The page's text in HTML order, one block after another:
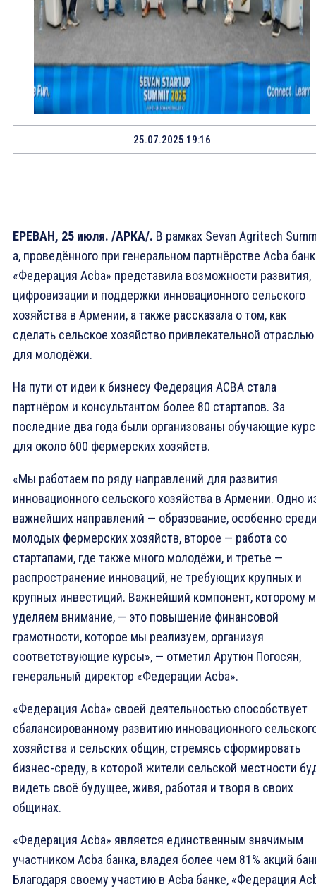
25.07.2025 19:16
ЕРЕВАН, 25 июля. /АРКА/. В рамках Sevan Agritech
а, проведённого при генеральном партнёрстве Acba
«Федерация Acba» представила возможности развития,
цифровизации и поддержки инновационного сельского
хозяйства в Армении, а также рассказала о том, как
сделать сельское хозяйство привлекательной отраслью
для молодёжи.
На пути от идеи к бизнесу Федерация ACBA стала
партнёром и консультантом более 80 стартапов. За
последние два года были организованы обучающие
для около 600 фермерских хозяйств.
«Мы работаем по ряду направлений для развития
инновационного сельского хозяйства в Армении. Одно
важнейших направлений — образование, особенно
молодых фермерских хозяйств, второе — работа со
стартапами, где также много молодёжи, и третье —
распространение инноваций, не требующих крупных и
крупных инвестиций. Важнейший компонент, которому
уделяем внимание, — это повышение финансовой
грамотности, которое мы реализуем, организуя
соответствующие курсы», — отметил Арутюн Погосян,
генеральный директор «Федерации Acba».
«Федерация Acba» своей деятельностью способствует
сбалансированному развитию инновационного
хозяйства и сельских общин, стремясь сформировать
бизнес-среду, в которой жители сельской местности
видеть своё будущее, живя, работая и творя в своих
общинах.
«Федерация Acba» является единственным значимым
участником Acba банка, владея более чем 81% акций
Благодаря своему участию в Acba банке, «Федерация